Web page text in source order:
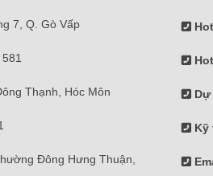
7, Q. Gò Vấp
Thạnh, Hóc Môn
Đông Hưng Thuận,
Dự
Kỹ